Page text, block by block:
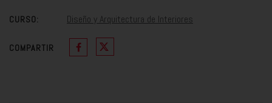
CURSO: Diseño y Arquitectura de Interiores
COMPARTIR